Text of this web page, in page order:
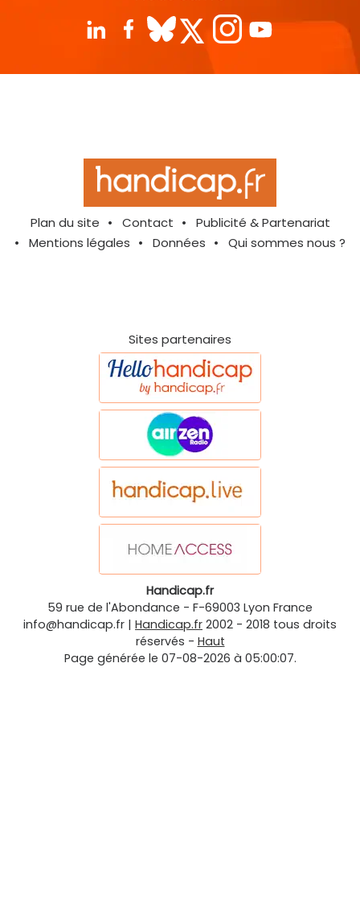
Plan du site Contact
Publicité & Partenariat
Mentions légales
Données Qui sommes nous ?
Sites partenaires
Handicap.fr
59 rue de l'Abondance - F-69003 Lyon France
info@handicap.fr | Handicap.fr 2002 - 2018 tous droits
réservés - Haut
Page générée le 07-08-2026 à 05:00:07.